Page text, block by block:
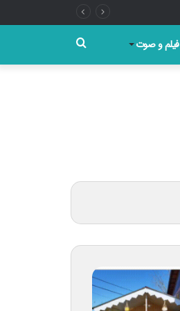
فیلم و صوت